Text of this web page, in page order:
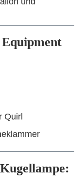
Quirl